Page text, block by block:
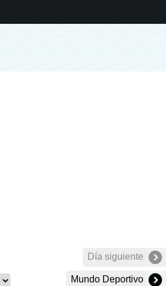
Día siguiente
Mundo Deportivo